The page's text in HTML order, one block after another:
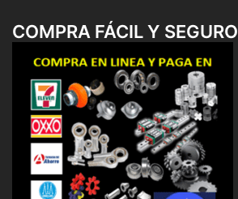
COMPRA FÁCIL Y SEGURO